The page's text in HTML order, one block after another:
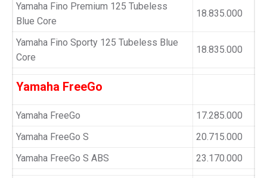
Yamaha Fino Premium 125 Tubeless
Blue Core
18.835.000
Yamaha Fino Sporty 125 Tubeless Blue
Core
18.835.000
Yamaha FreeGo
Yamaha FreeGo
17.285.000
Yamaha FreeGo S
20.715.000
Yamaha FreeGo S ABS
23.170.000